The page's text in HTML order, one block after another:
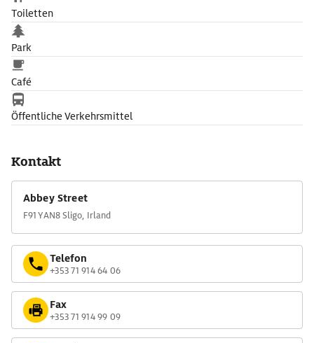
Toiletten
Park
Café
Öffentliche Verkehrsmittel
Kontakt
Abbey Street
F91 YAN8 Sligo, Irland
Telefon
+353 71 914 64 06
Fax
+353 71 914 99 09